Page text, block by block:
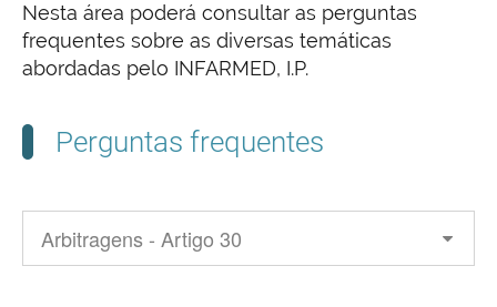
Nesta área poderá consultar as perguntas
frequentes sobre as diversas temáticas
abordadas pelo INFARMED, I.P.
Perguntas frequentes